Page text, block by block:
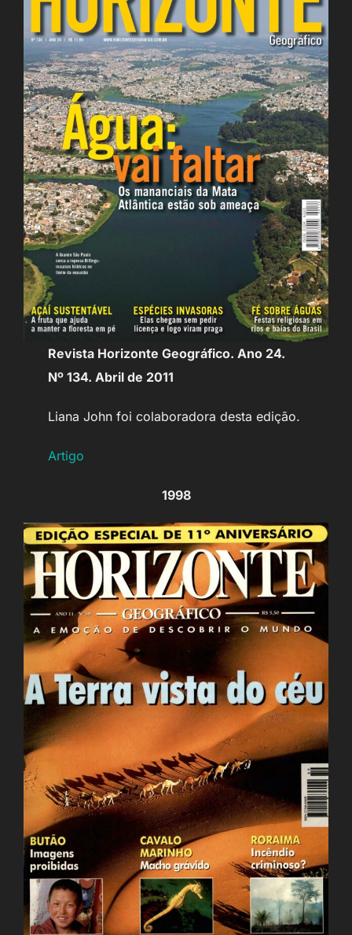
Revista Horizonte Geográfico. Ano 24.
Nº 134. Abril de 2011
Liana John foi colaboradora desta edição.
Artigo
1998